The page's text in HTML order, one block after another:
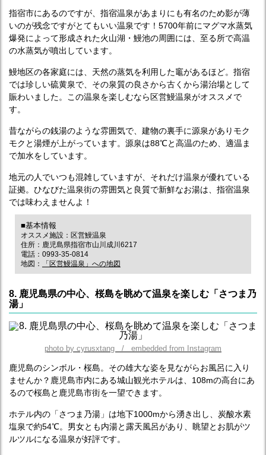
指宿市にあるのですが、指宿温泉があまりにも有名のため影が薄
いのが残念ですがとてもいい温泉です！5700年前にマグマ水蒸気
爆発によって形成された火山湖・鰻池の周囲には、至る所で高温
の水蒸気が噴出しています。
鰻地区の各家庭には、天然の蒸気を利用した竈があるほど。指宿
では珍しい硫黄泉で、その泉質の良さから古くから湯治場として
賑わいました。この温泉を楽しむなら区営鰻温泉がオススメで
す。
昔ながらの銭湯のような雰囲気で、建物の裏手に源泉がありモク
モクと湯煙が上がっています。源泉は88℃と高温のため、適温ま
で加水をしています。
地元の人でいつも混雑していますが、それだけ温泉が優れている
証拠。ひなびた温泉街の雰囲気と良質で新鮮なお湯は、指宿温泉
では味わえませんよ！
■基本情報
オススメ施設：区営鰻温泉
住所：鹿児島県指宿市山川成川6217
電話：0993-35-0814
地図：
「区営鰻温泉」への地図
8. 鹿児島県の中心、桜島を眺めて温泉を楽しむ「さつま乃
湯」
photo by cyrusxtang / embedded from Instagram
鹿児島のシンボル・桜島。その雄大な姿を見ながらお風呂に入り
ませんか？鹿児島市内にある城山観光ホテルは、108mの高台にあ
るので桜島と鹿児島市街を一望できます。
ホテル内の「さつま乃湯」は地下1000mから湧き出し、炭酸水素
塩泉で約54℃。男女とも内湯と露天風呂があり、眺望とお肌がツ
ルツルになる温泉が好評です。